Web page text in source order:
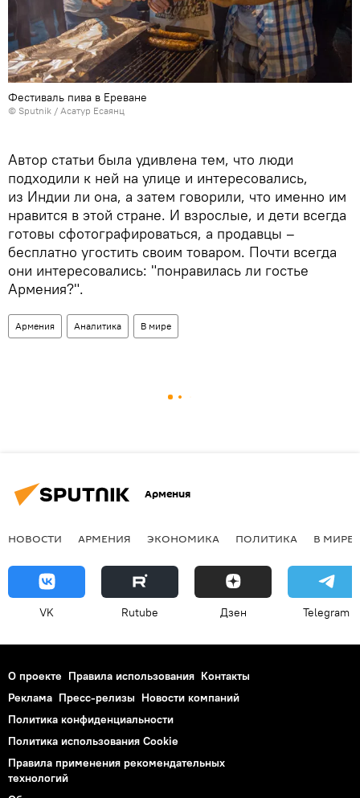
Фестиваль пива в Ереване
© Sputnik / Асатур Есаянц
Автор статьи была удивлена тем, что люди
подходили к ней на улице и интересовались,
из Индии ли она, а затем говорили, что именно им
нравится в этой стране. И взрослые, и дети всегда
готовы сфотографироваться, а продавцы –
бесплатно угостить своим товаром. Почти всегда
они интересовались: "понравилась ли гостье
Армения?".
Армения Аналитика В мире
Армения
НОВОСТИ АРМЕНИЯ ЭКОНОМИКА ПОЛИТИКА В МИРЕ
VK Rutube Дзен Telegram
О проекте Правила использования Контакты
Реклама Пресс-релизы Новости компаний
Политика конфиденциальности
Политика использования Cookie
Правила применения рекомендательных
технологий